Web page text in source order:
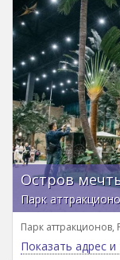
Остров
Парк
Парк аттракционов,
Показать адрес